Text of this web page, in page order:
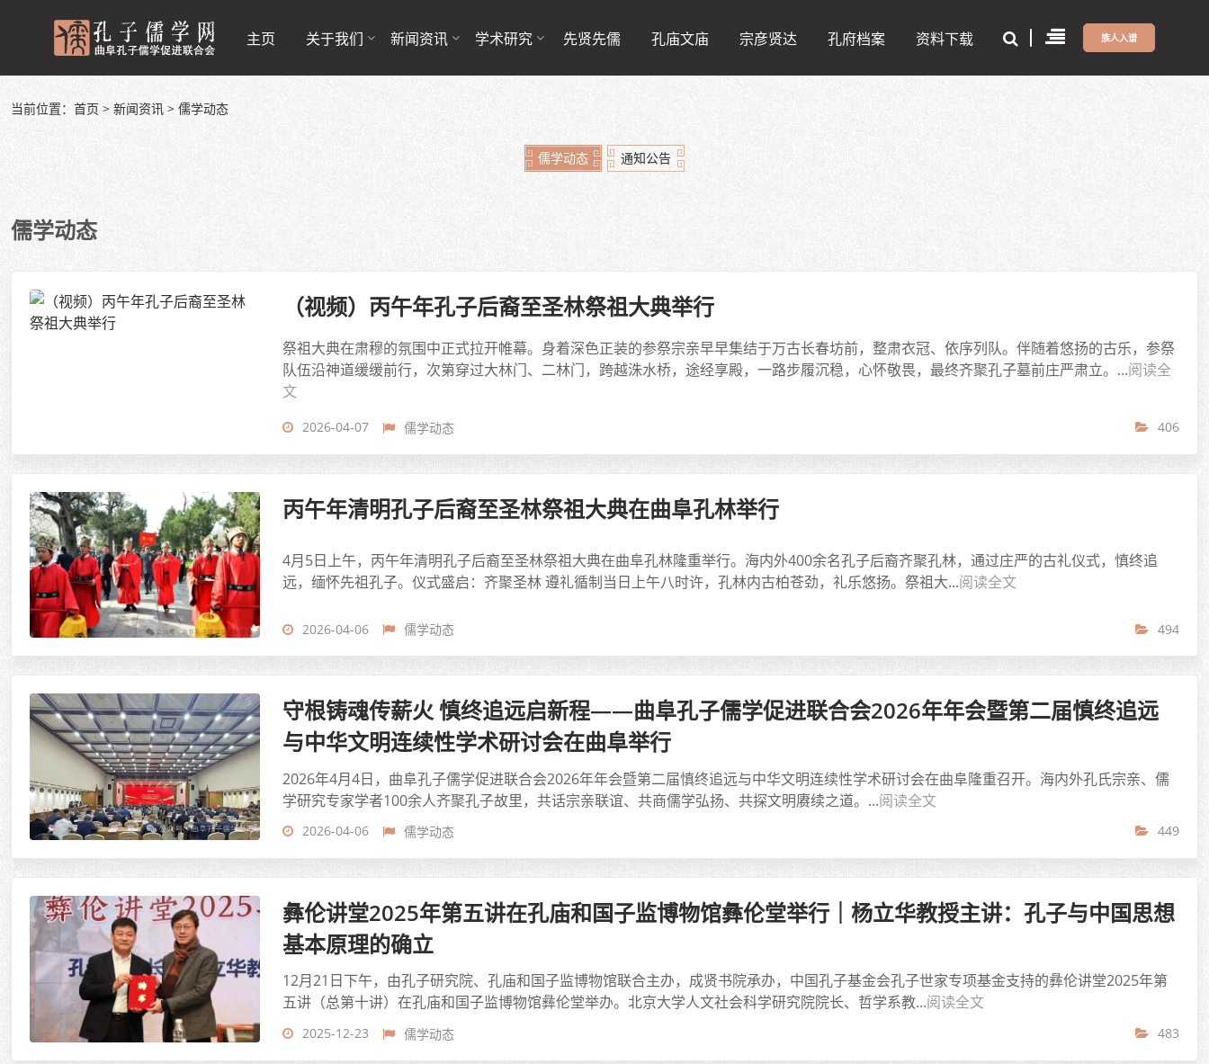
主页 关于我们 新闻资讯 学术研究 先贤先儒 孔庙文庙 宗彦贤达 孔府档案 资料下载 族人入谱
当前位置： 首页 > 新闻资讯 > 儒学动态
儒学动态 通知公告
儒学动态
（视频）丙午年孔子后裔至圣林祭祖大典举行
祭祖大典在肃穆的氛围中正式拉开帷幕。身着深色正装的参祭宗亲早早集结于万古长春坊前，整肃衣冠、依序列队。伴随着悠扬的古乐，参祭
队伍沿神道缓缓前行，次第穿过大林门、二林门，跨越洙水桥，途经享殿，一路步履沉稳，心怀敬畏，最终齐聚孔子墓前庄严肃立。...阅读全
文
2026-04-07 儒学动态 406
丙午年清明孔子后裔至圣林祭祖大典在曲阜孔林举行
4月5日上午，丙午年清明孔子后裔至圣林祭祖大典在曲阜孔林隆重举行。海内外400余名孔子后裔齐聚孔林，通过庄严的古礼仪式，慎终追
远，缅怀先祖孔子。仪式盛启：齐聚圣林 遵礼循制当日上午八时许，孔林内古柏苍劲，礼乐悠扬。祭祖大...阅读全文
2026-04-06 儒学动态 494
守根铸魂传薪火 慎终追远启新程——曲阜孔子儒学促进联合会2026年年会暨第二届慎终追远
与中华文明连续性学术研讨会在曲阜举行
2026年4月4日，曲阜孔子儒学促进联合会2026年年会暨第二届慎终追远与中华文明连续性学术研讨会在曲阜隆重召开。海内外孔氏宗亲、儒
学研究专家学者100余人齐聚孔子故里，共话宗亲联谊、共商儒学弘扬、共探文明赓续之道。...阅读全文
2026-04-06 儒学动态 449
彝伦讲堂2025年第五讲在孔庙和国子监博物馆彝伦堂举行｜杨立华教授主讲：孔子与中国思想
基本原理的确立
12月21日下午，由孔子研究院、孔庙和国子监博物馆联合主办，成贤书院承办，中国孔子基金会孔子世家专项基金支持的彝伦讲堂2025年第
五讲（总第十讲）在孔庙和国子监博物馆彝伦堂举办。北京大学人文社会科学研究院院长、哲学系教...阅读全文
2025-12-23 儒学动态 483